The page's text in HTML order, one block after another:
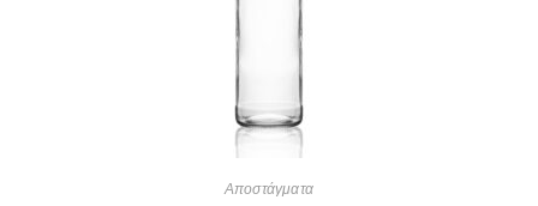
Αποστάγματα